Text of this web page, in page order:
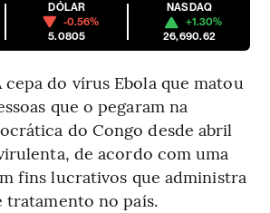
DÓLAR
-0.56%
5.0805
NASDAQ
+1.30%
26,690.62
do vírus Ebola que matou
que o pegaram na
do Congo desde abril
de acordo com uma
fins lucrativos que administra
no país.